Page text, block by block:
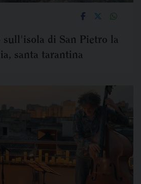
sull'isola di San Pietro la
santa tarantina